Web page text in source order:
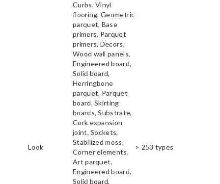
Look
Curbs, Vinyl
flooring, Geometric
parquet, Base
primers, Parquet
primers, Decors,
Wood wall panels,
Engineered board,
Solid board,
Herringbone
parquet, Parquet
board, Skirting
boards, Substrate,
Cork expansion
joint, Sockets,
Stabilized moss,
Corner elements,
Art parquet,
Engineered board,
Solid board,
> 253 types